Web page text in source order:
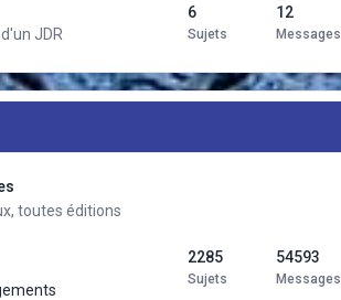
JDR
6
Sujets
12
Messages
toutes éditions
2285
Sujets
54593
Messages